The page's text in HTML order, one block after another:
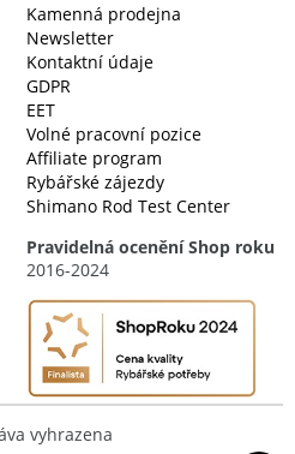
Kamenná prodejna
Newsletter
Kontaktní údaje
GDPR
EET
Volné pracovní pozice
Affiliate program
Rybářské zájezdy
Shimano Rod Test Center
Pravidelná ocenění Shop roku
2016-2024
vyhrazena